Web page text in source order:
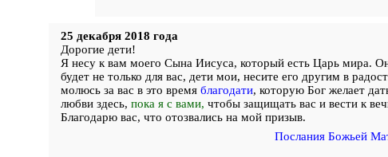
25 декабря 2018 года
Дорогие дети!
Я несу к вам моего Сына Иисуса, который есть Царь мира.
будет не только для вас, дети мои, несите его другим в
молюсь за вас в это время благодати, которую Бог желает
любви здесь, пока я с вами, чтобы защищать вас и вести к
Благодарю вас, что отозвались на мой призыв.
Послания Божьей